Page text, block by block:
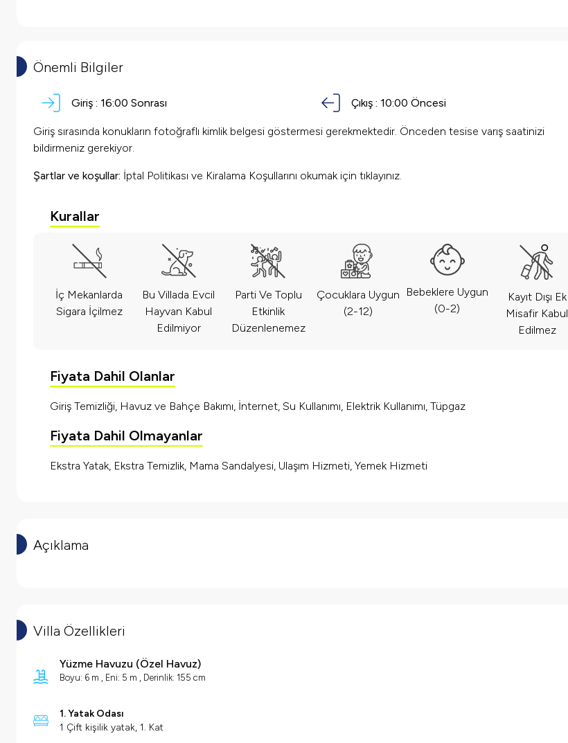
Önemli Bilgiler
Giriş : 16:00 Sonrası Çıkış : 10:00 Öncesi
Giriş sırasında konukların fotoğraflı kimlik belgesi göstermesi gerekmektedir. Önceden tesise varış saatinizi
bildirmeniz gerekiyor.
Şartlar ve koşullar: İptal Politikası ve Kiralama Koşullarını okumak için tıklayınız.
Kurallar
İç Mekanlarda
Sigara İçilmez
Bu Villada Evcil
Hayvan Kabul
Edilmiyor
Parti Ve Toplu
Etkinlik
Düzenlenemez
Çocuklara Uygun
(2-12)
Bebeklere Uygun
(0-2)
Kayıt Dışı Ek
Misafir Kabul
Edilmez
Fiyata Dahil Olanlar
Giriş Temizliği, Havuz ve Bahçe Bakımı, İnternet, Su Kullanımı, Elektrik Kullanımı, Tüpgaz
Fiyata Dahil Olmayanlar
Ekstra Yatak, Ekstra Temizlik, Mama Sandalyesi, Ulaşım Hizmeti, Yemek Hizmeti
Açıklama
Villa Özellikleri
Yüzme Havuzu (Özel Havuz)
Boyu: 6 m , Eni: 5 m , Derinlik: 155 cm
1. Yatak Odası
1 Çift kişilik yatak, 1. Kat